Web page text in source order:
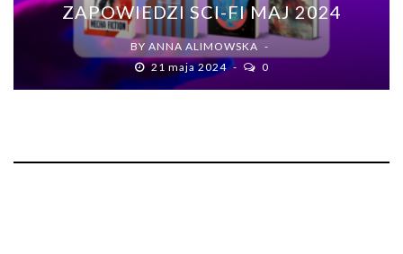
ZAPOWIEDZI SCI-FI MAJ 2024
BY ANNA ALIMOWSKA
21 maja 2024
0